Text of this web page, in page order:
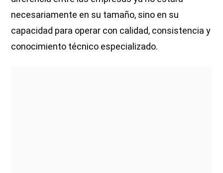
necesariamente en su tamaño, sino en su
capacidad para operar con calidad, consistencia y
conocimiento técnico especializado.